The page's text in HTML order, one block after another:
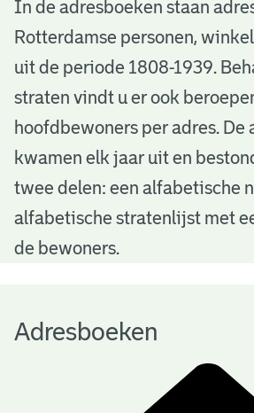
A
d
e
b
o
e
e
In de adresboeken staan
Rotterdamse personen,
uit de periode 1808-1939.
straten vindt u er ook
hoofdbewoners per adres. De
kwamen elk jaar uit en
twee delen: een alfabetische
alfabetische stratenlijst met
de bewoners.
Adresboeken